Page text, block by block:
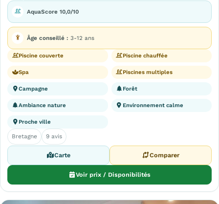
AquaScore 10,0/10
Âge conseillé : 3-12 ans
Piscine couverte Piscine chauffée
Spa Piscines multiples
Campagne Forêt
Ambiance nature Environnement calme
Proche ville
Bretagne 9 avis
Carte Comparer
Voir prix / Disponibilités